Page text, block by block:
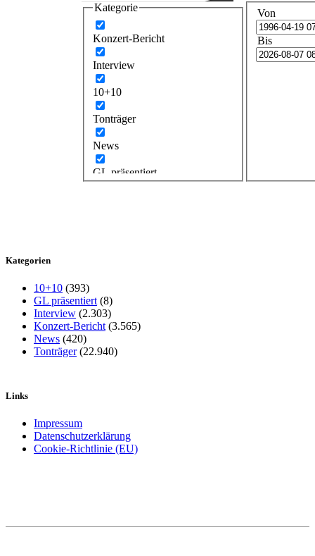
Kategorie
Konzert-Bericht
Interview
10+10
Tonträger
News
GL präsentiert
Von
Bis
Kategorien
10+10 (393)
GL präsentiert (8)
Interview (2.303)
Konzert-Bericht (3.565)
News (420)
Tonträger(22.940)
Links
Impressum
Datenschutzerklärung
Cookie-Richtlinie (EU)